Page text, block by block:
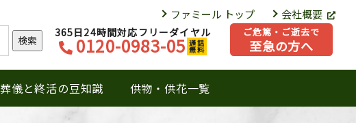
葬儀と終活の豆知識 供物・供花一覧
ファミール トップ 会社概要
検索
365日24時間対応フリーダイヤル
0120-0983-05 通話
無料
ご危篤・ご逝去で
至急の方へ